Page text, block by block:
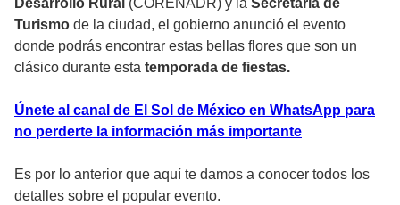
Desarrollo Rural (CORENADR) y la Secretaría de
Turismo de la ciudad, el gobierno anunció el evento
donde podrás encontrar estas bellas flores que son un
clásico durante esta temporada de fiestas.
Únete al canal de El Sol de México en WhatsApp para
no perderte la información más importante
Es por lo anterior que aquí te damos a conocer todos los
detalles sobre el popular evento.